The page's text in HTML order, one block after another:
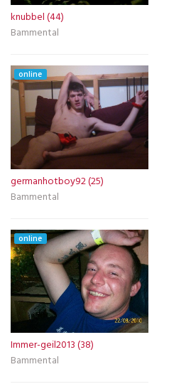
knubbel (44)
Bammental
online
germanhotboy92 (25)
Bammental
online
Immer-geil2013 (38)
Bammental